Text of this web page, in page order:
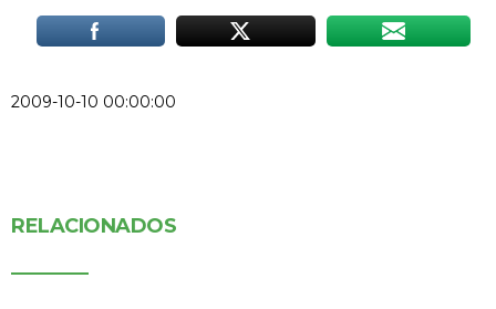
2009-10-10 00:00:00
RELACIONADOS